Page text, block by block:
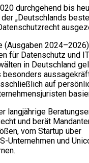
durchgehend bis
„Deutschlands
(Ausgaben
für Datenschutz und
in Deutschland
besonders
auf
langjährige
und berät
vom Startup über
Unternehmen und